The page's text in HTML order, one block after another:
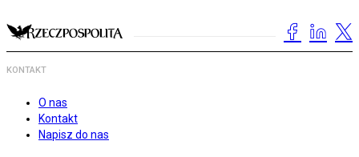
KONTAKT
O nas
Kontakt
Napisz do nas